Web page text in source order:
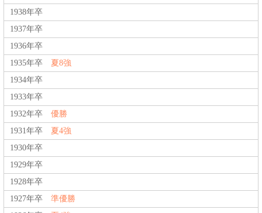
1938年卒
1937年卒
1936年卒
1935年卒 夏8強
1934年卒
1933年卒
1932年卒 優勝
1931年卒 夏4強
1930年卒
1929年卒
1928年卒
1927年卒 準優勝